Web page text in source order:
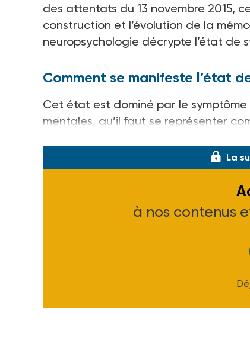
des attentats du 13 novembre 2015,
construction et l’évolution de la
neuropsychologie décrypte l’état de
Comment se manifeste l’état
Cet état est dominé par le
mentales, qu’il faut se représenter
La
à nos contenus